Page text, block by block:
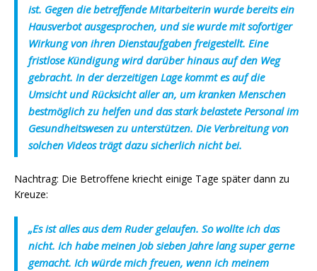
ist. Gegen die betreffende Mitarbeiterin wurde bereits ein
Hausverbot ausgesprochen, und sie wurde mit sofortiger
Wirkung von ihren Dienstaufgaben freigestellt. Eine
fristlose Kündigung wird darüber hinaus auf den Weg
gebracht. In der derzeitigen Lage kommt es auf die
Umsicht und Rücksicht aller an, um kranken Menschen
bestmöglich zu helfen und das stark belastete Personal im
Gesundheitswesen zu unterstützen. Die Verbreitung von
solchen Videos trägt dazu sicherlich nicht bei.
Nachtrag: Die Betroffene kriecht einige Tage später dann zu
Kreuze:
„Es ist alles aus dem Ruder gelaufen. So wollte ich das
nicht. Ich habe meinen Job sieben Jahre lang super gerne
gemacht. Ich würde mich freuen, wenn ich meinem